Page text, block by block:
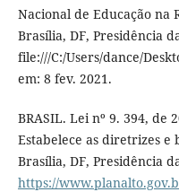
Nacional de Educação na
Brasília, DF, Presidência
file:///C:/Users/dance/
em: 8 fev. 2021.
BRASIL. Lei nº 9. 394, de
Estabelece as diretrizes e
Brasília, DF, Presidência
https://